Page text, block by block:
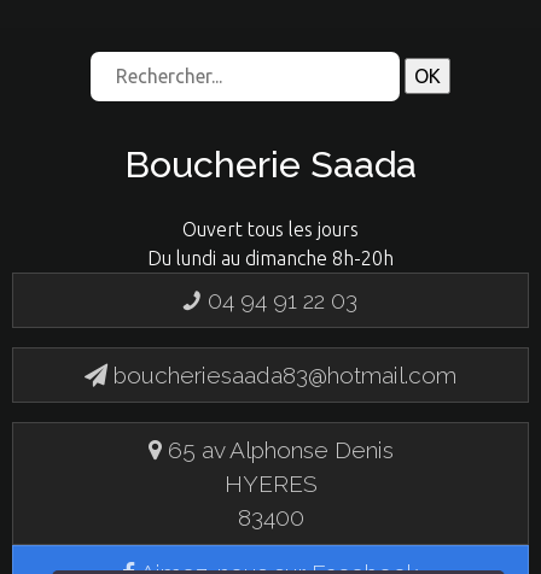
Boucherie Saada
Ouvert tous les jours
Du lundi au dimanche 8h-20h
04 94 91 22 03
boucheriesaada83@hotmail.com
65 av Alphonse Denis
HYERES
83400